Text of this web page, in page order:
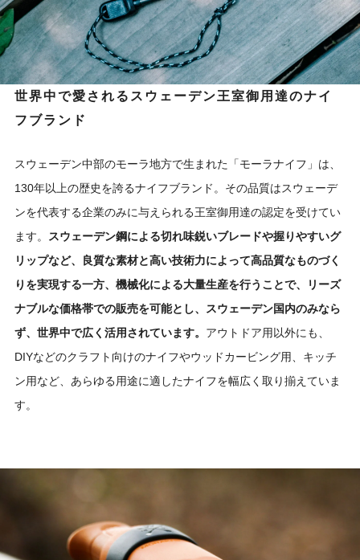
世界中で愛されるスウェーデン王室御用達のナイ
フブランド
スウェーデン中部のモーラ地方で生まれた「モーラナイフ」は、
130年以上の歴史を誇るナイフブランド。その品質はスウェーデ
ンを代表する企業のみに与えられる王室御用達の認定を受けてい
ます。
スウェーデン鋼による切れ味鋭いブレードや握りやすいグ
リップなど、良質な素材と高い技術力によって高品質なものづく
りを実現する一方、機械化による大量生産を行うことで、リーズ
ナブルな価格帯での販売を可能とし、スウェーデン国内のみなら
ず、世界中で広く活用されています。 アウトドア用以外にも、
DIYなどのクラフト向けのナイフやウッドカービング用、キッチ
ン用など、あらゆる用途に適したナイフを幅広く取り揃えていま
す。